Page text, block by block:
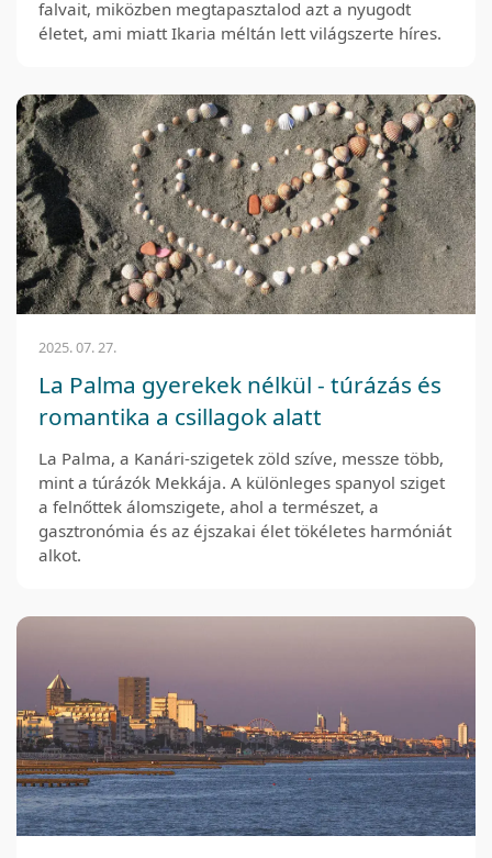
falvait, miközben megtapasztalod azt a nyugodt
életet, ami miatt Ikaria méltán lett világszerte híres.
2025. 07. 27.
La Palma gyerekek nélkül - túrázás és
romantika a csillagok alatt
La Palma, a Kanári-szigetek zöld szíve, messze több,
mint a túrázók Mekkája. A különleges spanyol sziget
a felnőttek álomszigete, ahol a természet, a
gasztronómia és az éjszakai élet tökéletes harmóniát
alkot.